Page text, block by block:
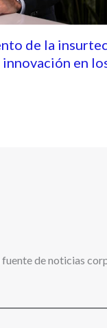
de la
en
fuente de noticias